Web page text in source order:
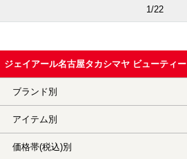
1/22
ジェイアール名古屋タカシマヤ ビューティー
ブランド別
アイテム別
価格帯(税込)別